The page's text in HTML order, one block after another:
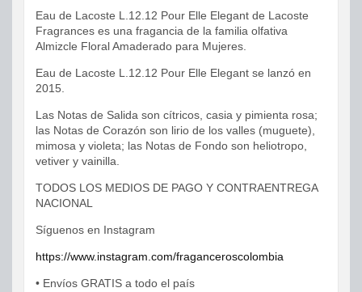
Eau de Lacoste L.12.12 Pour Elle Elegant de Lacoste
Fragrances es una fragancia de la familia olfativa
Almizcle Floral Amaderado para Mujeres.
Eau de Lacoste L.12.12 Pour Elle Elegant se lanzó en
2015.
Las Notas de Salida son cítricos, casia y pimienta rosa;
las Notas de Corazón son lirio de los valles (muguete),
mimosa y violeta; las Notas de Fondo son heliotropo,
vetiver y vainilla.
TODOS LOS MEDIOS DE PAGO Y CONTRAENTREGA
NACIONAL
Síguenos en Instagram
https://www.instagram.com/fraganceroscolombia
• Envíos GRATIS a todo el país